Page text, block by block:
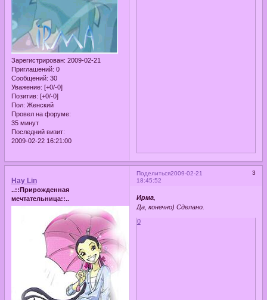
Зарегистрирован: 2009-02-21
Приглашений: 0
Сообщений: 30
Уважение: [+0/-0]
Позитив: [+0/-0]
Пол: Женский
Провел на форуме:
35 минут
Последний визит:
2009-02-22 16:21:00
Поделиться 3
2009-02-21
18:45:52
Hay Lin
..::Прирожденная
мечтательница::..
Ирма,
Да, конечно) Сделано.
0